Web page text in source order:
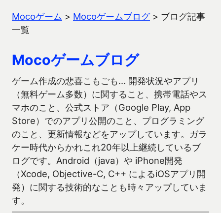
Mocoゲーム > Mocoゲームブログ> ブログ記事
一覧
Mocoゲームブログ
ゲーム作成の悲喜こもごも… 開発状況やアプリ
（無料ゲーム多数）に関すること、携帯電話やス
マホのこと、公式ストア（Google Play, App
Store）でのアプリ公開のこと、プログラミング
のこと、更新情報などをアップしています。ガラ
ケー時代からかれこれ20年以上継続しているブ
ログです。Android（java）や iPhone開発
（Xcode, Objective-C, C++ によるiOSアプリ開
発）に関する技術的なことも時々アップしていま
す。